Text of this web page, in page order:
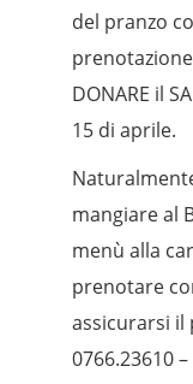
del pranzo
DONARE il
15 di aprile.
mangiare al
menù alla
prenotare
assicurarsi il
0766.23610